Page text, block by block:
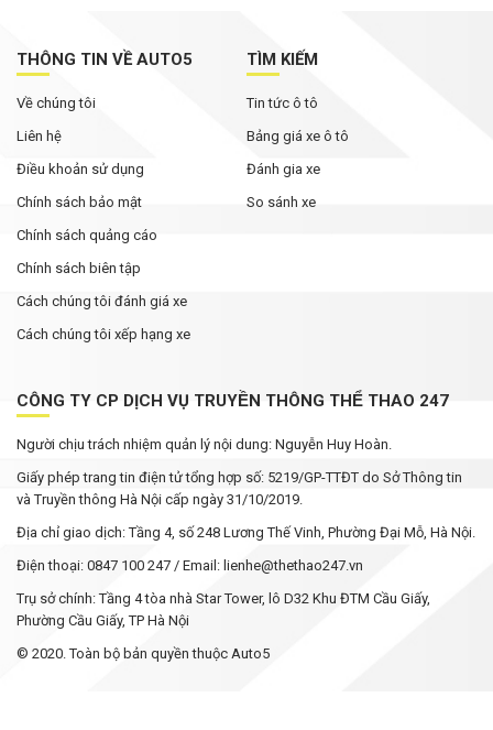
THÔNG TIN VỀ AUTO5
Về chúng tôi
Liên hệ
Điều khoản sử dụng
Chính sách bảo mật
Chính sách quảng cáo
Chính sách biên tập
Cách chúng tôi đánh giá xe
Cách chúng tôi xếp hạng xe
TÌM KIẾM
Tin tức ô tô
Bảng giá xe ô tô
Đánh gia xe
So sánh xe
CÔNG TY CP DỊCH VỤ TRUYỀN THÔNG THỂ THAO 247
Người chịu trách nhiệm quản lý nội dung: Nguyễn Huy Hoàn.
Giấy phép trang tin điện tử tổng hợp số: 5219/GP-TTĐT do Sở Thông tin
và Truyền thông Hà Nội cấp ngày 31/10/2019.
Địa chỉ giao dịch: Tầng 4, số 248 Lương Thế Vinh, Phường Đại Mỗ, Hà Nội.
Điện thoại: 0847 100 247 / Email: lienhe@thethao247.vn
Trụ sở chính: Tầng 4 tòa nhà Star Tower, lô D32 Khu ĐTM Cầu Giấy,
Phường Cầu Giấy, TP Hà Nội
© 2020. Toàn bộ bản quyền thuộc Auto5